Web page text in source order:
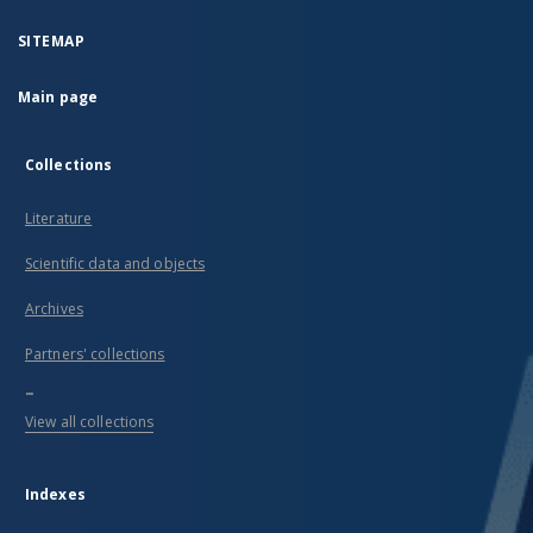
SITEMAP
Main page
Collections
Literature
Scientific data and objects
Archives
Partners' collections
...
View all collections
Indexes